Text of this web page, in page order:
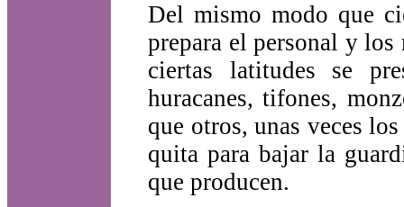
Del mismo modo que
prepara el personal y los
ciertas latitudes se
huracanes, tifones,
que otros, unas veces
quita para bajar la
que producen.